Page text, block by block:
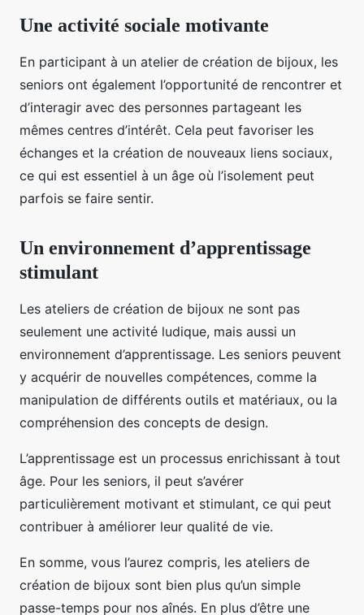
Une activité sociale motivante
En participant à un atelier de création de bijoux, les
seniors ont également l’opportunité de rencontrer et
d’interagir avec des personnes partageant les
mêmes centres d’intérêt. Cela peut favoriser les
échanges et la création de nouveaux liens sociaux,
ce qui est essentiel à un âge où l’isolement peut
parfois se faire sentir.
Un environnement d’apprentissage
stimulant
Les ateliers de création de bijoux ne sont pas
seulement une activité ludique, mais aussi un
environnement d’apprentissage. Les seniors peuvent
y acquérir de nouvelles compétences, comme la
manipulation de différents outils et matériaux, ou la
compréhension des concepts de design.
L’apprentissage est un processus enrichissant à tout
âge. Pour les seniors, il peut s’avérer
particulièrement motivant et stimulant, ce qui peut
contribuer à améliorer leur qualité de vie.
En somme, vous l’aurez compris, les ateliers de
création de bijoux sont bien plus qu’un simple
passe-temps pour nos aînés. En plus d’être une